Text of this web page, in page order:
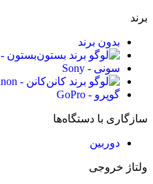
برند
بدون برند
بستون - Beston
سونی - Sony
کانن - Canon
گوپرو - GoPro
سازگاری با دستگاه‌ها
دوربین
ولتاژ خروجی